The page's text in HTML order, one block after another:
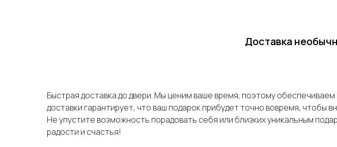
Доставка
Быстрая доставка до двери. Мы ценим ваше время, поэтому
доставки гарантирует, что ваш подарок прибудет точно вовремя, чтобы
Не упустите возможность порадовать себя или близких уникальным
радости и счастья!